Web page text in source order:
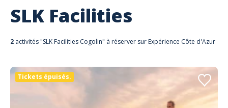
SLK Facilities
2 activités "SLK Facilities Cogolin" à réserver sur Expérience Côte d'Azur
Tickets épuisés.